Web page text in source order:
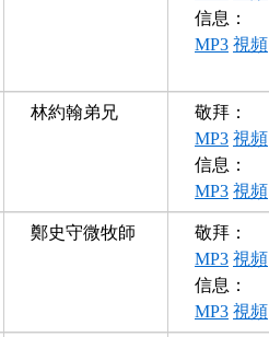
信息：
MP3 視頻
林約翰弟兄
敬拜：
MP3 視頻
信息：
MP3 視頻
鄭史守微牧師
敬拜：
MP3 視頻
信息：
MP3 視頻